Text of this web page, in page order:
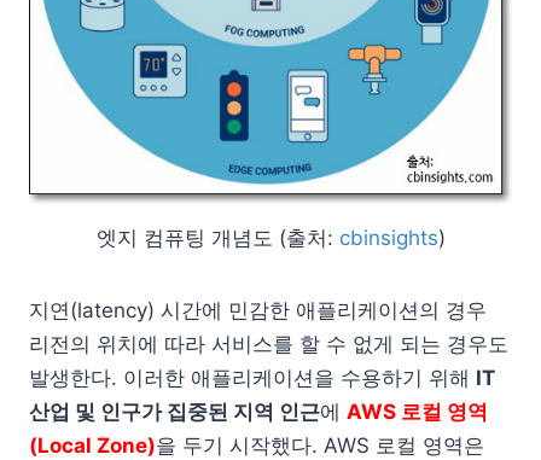
엣지 컴퓨팅 개념도 (출처: cbinsights)
지연(latency) 시간에 민감한 애플리케이션의 경우
리전의 위치에 따라 서비스를 할 수 없게 되는 경우도
발생한다. 이러한 애플리케이션을 수용하기 위해 IT
산업 및 인구가 집중된 지역 인근에 AWS 로컬 영역
(Local Zone)을 두기 시작했다. AWS 로컬 영역은